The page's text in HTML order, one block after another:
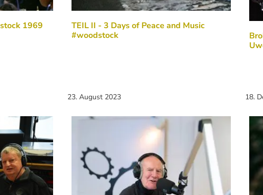
1969
TEIL II - 3 Days of Peace and Music
#woodstock
23. August 2023 18.